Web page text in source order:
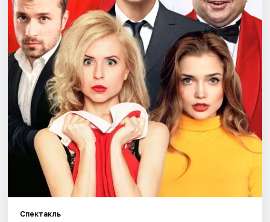
Города
Площадки
Артисты
Рейтинги
Спектакль